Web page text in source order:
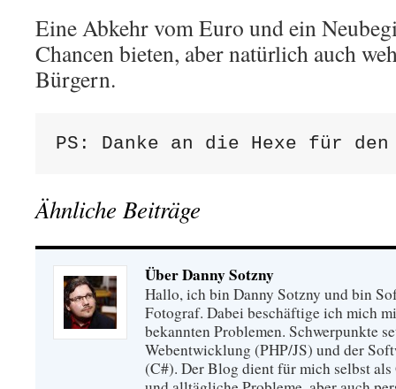
Eine Abkehr vom Euro und ein
Chancen bieten, aber natürlich auch
Bürgern.
Ähnliche Beiträge
Über Danny Sotzny
Hallo, ich bin Danny Sotzny und bin
Fotograf. Dabei beschäftige ich mich
bekannten Problemen. Schwerpunkte
Webentwicklung (PHP/JS) und der
(C#). Der Blog dient für mich selbst